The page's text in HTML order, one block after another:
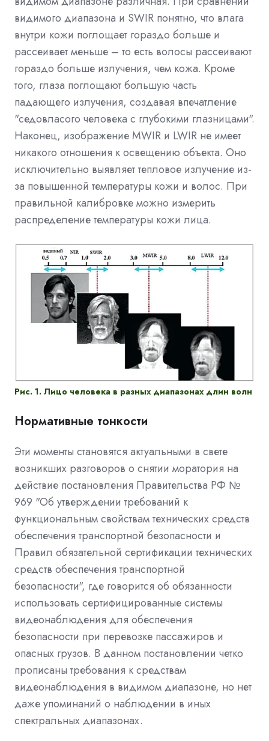
видимого диапазона и SWIR понятно, что влага
внутри кожи поглощает гораздо больше и
рассеивает меньше – то есть волосы рассеивают
гораздо больше излучения, чем кожа. Кроме
того, глаза поглощают большую часть
падающего излучения, создавая впечатление
"седовласого человека с глубокими глазницами".
Наконец, изображение MWIR и LWIR не имеет
никакого отношения к освещению объекта. Оно
исключительно выявляет тепловое излучение из-
за повышенной температуры кожи и волос. При
правильной калибровке можно измерить
распределение температуры кожи лица.
Рис. 1. Лицо человека в разных диапазонах длин волн
Нормативные тонкости
Эти моменты становятся актуальными в свете
возникших разговоров о снятии моратория на
действие постановления Правительства РФ №
969 "Об утверждении требований к
функциональным свойствам технических средств
обеспечения транспортной безопасности и
Правил обязательной сертификации технических
средств обеспечения транспортной
безопасности", где говорится об обязанности
использовать сертифицированные системы
видеонаблюдения для обеспечения
безопасности при перевозке пассажиров и
опасных грузов. В данном постановлении четко
прописаны требования к средствам
видеонаблюдения в видимом диапазоне, но нет
даже упоминаний о наблюдении в иных
спектральных диапазонах.